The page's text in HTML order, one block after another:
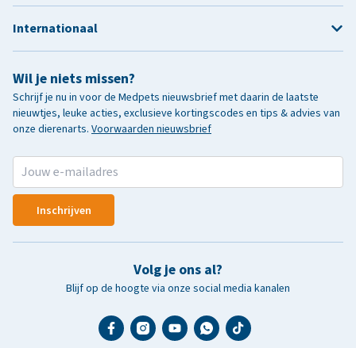
Wil je niets missen?
Schrijf je nu in voor de Medpets nieuwsbrief met daarin de laatste
nieuwtjes, leuke acties, exclusieve kortingscodes en tips & advies van
onze dierenarts. Voorwaarden nieuwsbrief
Inschrijven
Volg je ons al?
Blijf op de hoogte via onze social media kanalen
Internationaal